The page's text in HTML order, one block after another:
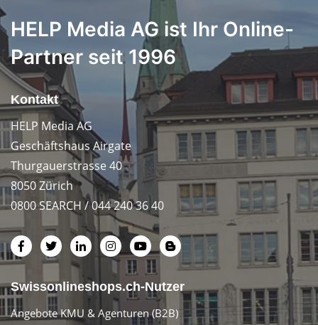
HELP Media AG ist Ihr Online-
Partner seit 1996
Kontakt
HELP Media AG
Geschäftshaus Airgate
Thurgauerstrasse 40
8050 Zürich
0800 SEARCH / 044 240 36 40
Swissonlineshops.ch-Nutzer
Angebote KMU & Agenturen (B2B)